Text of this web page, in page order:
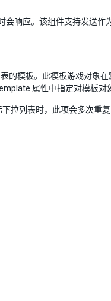
响应。该组件支持发送作
的模板。此模板游戏对象
属性中指定对模板对
拉列表时，此项会多次重